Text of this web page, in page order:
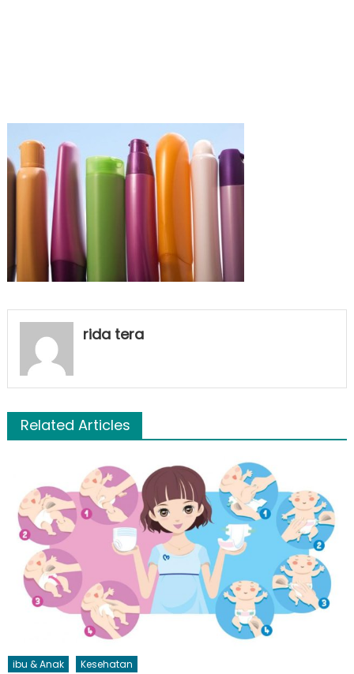
rida tera
Related Articles
ibu & Anak Kesehatan